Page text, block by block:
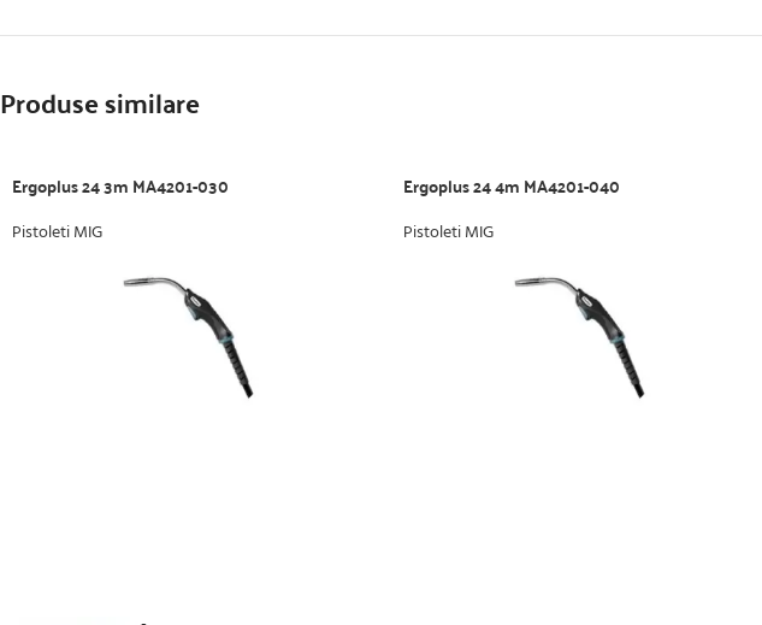
Produse similare
Ergoplus 24 3m MA4201-030
Pistoleti MIG
Ergoplus 24 4m MA4201-040
Pistoleti MIG